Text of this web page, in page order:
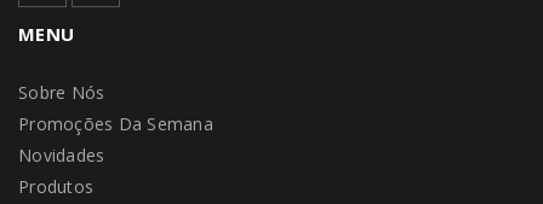
MENU
Sobre Nós
Promoções Da Semana
Novidades
Produtos